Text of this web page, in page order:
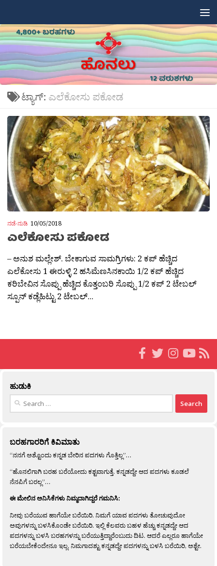
ಟ್ಯಾಗ್: ಎಲೆಕೋಸು ಪಕೋಡ
ನಡೆ-ನುಡಿ 10/05/2018
ಎಲೆಕೋಸು ಪಕೋಡ
– ಅನುಶ ಮಲ್ಲೇಶ್. ಬೇಕಾಗುವ ಸಾಮಗ್ರಿಗಳು: 2 ಕಪ್ ಹೆಚ್ಚಿದ
ಎಲೆಕೋಸು 1 ಈರುಳ್ಳಿ 2 ಹಸಿಮೆಣಸಿನಕಾಯಿ 1/2 ಕಪ್ ಹೆಚ್ಚಿದ
ಕರಿಬೇವಿನ ಸೊಪ್ಪು ಹೆಚ್ಚಿದ ಕೊತ್ತಂಬರಿ ಸೊಪ್ಪು 1/2 ಕಪ್ 2 ಟೇಬಲ್
ಸ್ಪೂನ್ ಕಡ್ಲೆಹಿಟ್ಟು 2 ಟೇಬಲ್...
ಹುಡುಕಿ
Search
ಬರಹಗಾರರಿಗೆ ಕಿವಿಮಾತು
“ನನಗೆ ಅಶ್ಟೊಂದು ಕನ್ನಡ ಬೇರಿನ ಪದಗಳು ಗೊತ್ತಿಲ್ಲ”…
“ಹೊನಲಿಗಾಗಿ ಬರಹ ಬರೆಯೋದು ಕಶ್ಟವಾಗುತ್ತೆ. ಕನ್ನಡದ್ದೇ ಆದ ಪದಗಳು ಕೂಡಲೆ
ನೆನಪಿಗೆ ಬರಲ್ಲ”…
ಈ ಮೇಲಿನ ಅನಿಸಿಕೆಗಳು ನಿಮ್ಮದಾಗಿದ್ದರೆ ಗಮನಿಸಿ:
ನೀವು ಬರೆಯುವ ಹಾಗೆಯೇ ಬರೆಯಿರಿ. ನಿಮಗೆ ಯಾವ ಪದಗಳು ತೋಚುವುದೋ
ಅವುಗಳನ್ನು ಬಳಸಿಕೊಂಡೇ ಬರೆಯಿರಿ. ಇಲ್ಲಿ ಕೆಲವರು ಬಹಳ ಹೆಚ್ಚು ಕನ್ನಡದ್ದೇ ಆದ
ಪದಗಳನ್ನು ಬಳಸಿ ಬರಹಗಳನ್ನು ಬರೆಯುತ್ತಿದ್ದಾರೆಂಬುದು ದಿಟ. ಆದರೆ ಎಲ್ಲರೂ ಹಾಗೆಯೇ
ಬರೆಯಬೇಕೆಂದೇನೂ ಇಲ್ಲ. ನಿಮಗಾದಶ್ಟು ಕನ್ನಡದ್ದೇ ಪದಗಳನ್ನು ಬಳಸಿ ಬರೆಯಿರಿ, ಅಶ್ಟೇ.